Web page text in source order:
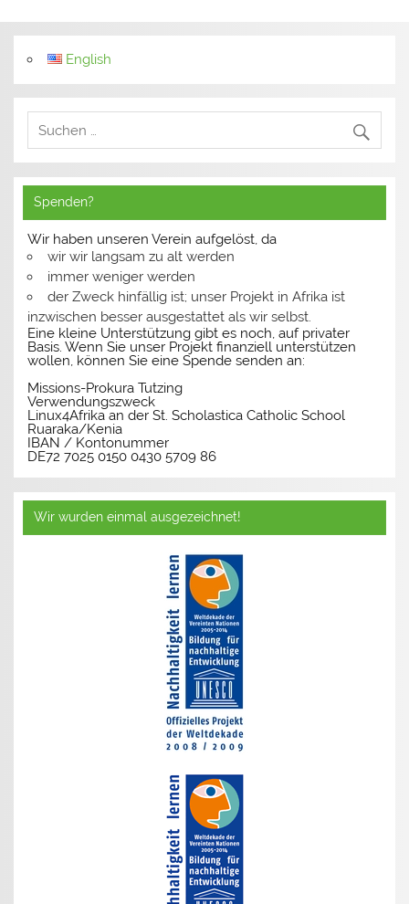
English
Spenden?
Wir haben unseren Verein aufgelöst, da
wir wir langsam zu alt werden
immer weniger werden
der Zweck hinfällig ist; unser Projekt in Afrika ist
inzwischen besser ausgestattet als wir selbst.
Eine kleine Unterstützung gibt es noch, auf privater
Basis. Wenn Sie unser Projekt finanziell unterstützen
wollen, können Sie eine Spende senden an:
Missions-Prokura Tutzing
Verwendungszweck
Linux4Afrika an der St. Scholastica Catholic School
Ruaraka/Kenia
IBAN / Kontonummer
DE72 7025 0150 0430 5709 86
Wir wurden einmal ausgezeichnet!